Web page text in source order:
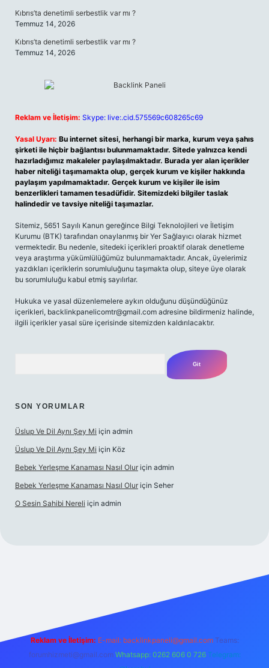
Kıbrıs’ta denetimli serbestlik var mı ?
Temmuz 14, 2026
Kıbrıs’ta denetimli serbestlik var mı ?
Temmuz 14, 2026
Reklam ve İletişim: Skype: live:.cid.575569c608265c69
Yasal Uyarı: Bu internet sitesi, herhangi bir marka, kurum veya şahıs
şirketi ile hiçbir bağlantısı bulunmamaktadır. Sitede yalnızca kendi
hazırladığımız makaleler paylaşılmaktadır. Burada yer alan içerikler
haber niteliği taşımamakta olup, gerçek kurum ve kişiler hakkında
paylaşım yapılmamaktadır. Gerçek kurum ve kişiler ile isim
benzerlikleri tamamen tesadüfidir. Sitemizdeki bilgiler taslak
halindedir ve tavsiye niteliği taşımazlar.
Sitemiz, 5651 Sayılı Kanun gereğince Bilgi Teknolojileri ve İletişim
Kurumu (BTK) tarafından onaylanmış bir Yer Sağlayıcı olarak hizmet
vermektedir. Bu nedenle, sitedeki içerikleri proaktif olarak denetleme
veya araştırma yükümlülüğümüz bulunmamaktadır. Ancak, üyelerimiz
yazdıkları içeriklerin sorumluluğunu taşımakta olup, siteye üye olarak
bu sorumluluğu kabul etmiş sayılırlar.
Hukuka ve yasal düzenlemelere aykırı olduğunu düşündüğünüz
içerikleri, backlinkpanelicomtr@gmail.com adresine bildirmeniz halinde,
ilgili içerikler yasal süre içerisinde sitemizden kaldırılacaktır.
SON YORUMLAR
Üslup Ve Dil Aynı Şey Mi için admin
Üslup Ve Dil Aynı Şey Mi için Köz
Bebek Yerleşme Kanaması Nasıl Olur için admin
Bebek Yerleşme Kanaması Nasıl Olur için Seher
O Sesin Sahibi Nereli için admin
Reklam ve İletişim: E-mail: backlinkpaneli@gmail.com Teams:
forumhizmeti@gmail.com Whatsapp: 0262 606 0 726 Telegram: